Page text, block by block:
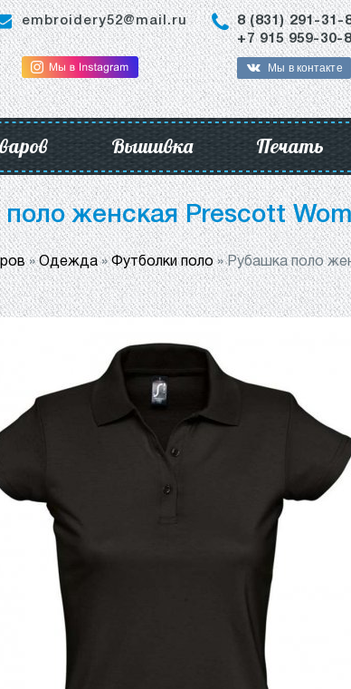
embroidery52@mail.ru
8 (831) 291-31-
+7 915 959-30-
Мы в контакте
Вышивка Печать
женская Prescott
»Одежда»Футболки поло»Рубашка поло